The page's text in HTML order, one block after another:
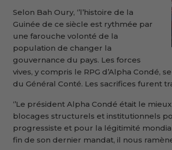
Selon Bah Oury, ‘’l’histoire de la
Guinée de ce siècle est rythmée par
une farouche volonté de la
population de changer la
gouvernance du pays. Les forces
vives, y compris le RPG d’Alpha Condé,
du Général Conté. Les sacrifices furent
‘’Le président Alpha Condé était le
blocages structurels et institutionnels
progressiste et pour la légitimité
fin de son dernier mandat, il nous